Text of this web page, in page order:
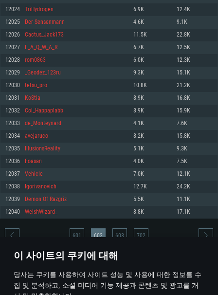
이 사이트의 쿠키에 대해
당사는 쿠키를 사용하여 사이트 성능 및 사용에 대한 정보를 수
집 및 분석하고, 소셜 미디어 기능 제공과 콘텐츠 및 광고를 개
최소사양
운영체제: Windows 10 (64 bit)
프로세서: 2.2 GHz 듀얼코어 이상
메모리: 4GB
그래픽 카드: DirectX 11 이상을 지원하는 AMD Radeon 77XX / NVIDIA
GeForce GT 660. 최소 사양 해상도: 720p
네트워크: 브로드밴드 인터넷
여유 저장 공간: 22.1 GB (최소 클라이언트)
권장 사양
570 혹은 그 이상
여유 저장 공간: 62.2 GB (전체 클라이언트)
최소사양
운영체제: Mac OS Big Sur 11.0
프로세서: 최소 2.2 GHz의 Core i5 (Intel Xeon 은 지원하지 않습니다)
메모리: 6 GB
그래픽 카드: Metal 을 지원하는 Intel Iris Pro 5200 (Mac), 혹은 이와 비슷한 성
능을 가지는 Mac 버전의 AMD/Nvidia. 최소 해상도: 720p
네트워크: 브로드밴드 인터넷
여유 저장 공간: 22.1 GB (최소 클라이언트)
권장 사양
네트워크: 브로드밴드 인터넷
여유 저장 공간: 62.2 GB (전체 클라이언트)
최소사양
운영체제: 64bit Linux 중 최신 버전
프로세서: 2.4 GHz 듀얼코어
메모리: 4 GB
그래픽 카드: Vulkan 을 지원하고, 최신 그래픽 드라이버를 지원하는 NVIDIA
660 (6개월 미만) 혹은 그와 동급의 성능을 가지며 최신 그래픽 드라이버를 지
원하는 AMD (6개월 미만; 최소사양 지원 해상도 720p)
네트워크: 브로드밴드 인터넷
여유 저장 공간: 22.1 GB (최소 클라이언트)
권장 사양
운영체제: Ubuntu 20.04 64bit
프로세서: Intel Core i7
메모리: 16 GB
그래픽 카드: Vulkan 을 지원하고, 최신 그래픽 드라이버를 지원하는 NVIDIA
1060 (6개월 미만) 혹은 그와 동급의 성능을 가지며 최신 그래픽 드라이버를
지원하는 AMD RX 570 (6개월 미만; 최소사양 지원 해상도 720p) 이상
여유 저장 공간: 62.2 GB (전체 클라이언트)
12024 TriHydrogen 6.9K 12.4K
12025 Der Sensenmann 4.6K 9.1K
12026 Cactus_Jack173 11.5K 22.8K
12027 F_A_Q_W_A_R 6.7K 12.5K
12028 rom0863 6.0K 12.3K
12029 _Geodez_123ru 9.3K 15.1K
12030 tetsu_pro 10.8K 21.2K
12031 KoStia 8.9K 16.8K
12032 Col_Happaplabb 8.9K 15.9K
12033 de_Monteynard 4.1K 7.6K
12034 avejaruco 8.2K 15.8K
12035 IllusionsReality 5.1K 9.3K
12036 Foasan 4.0K 7.5K
12037 Vehicle 7.0K 12.1K
12038 Igorivanovich 12.7K 24.2K
12039 Demon Of Razgriz 5.5K 11.1K
12040 WelshWizard_ 8.8K 17.1K
* 순위표는 매일 1회 갱신됩니다
601 602 603 702